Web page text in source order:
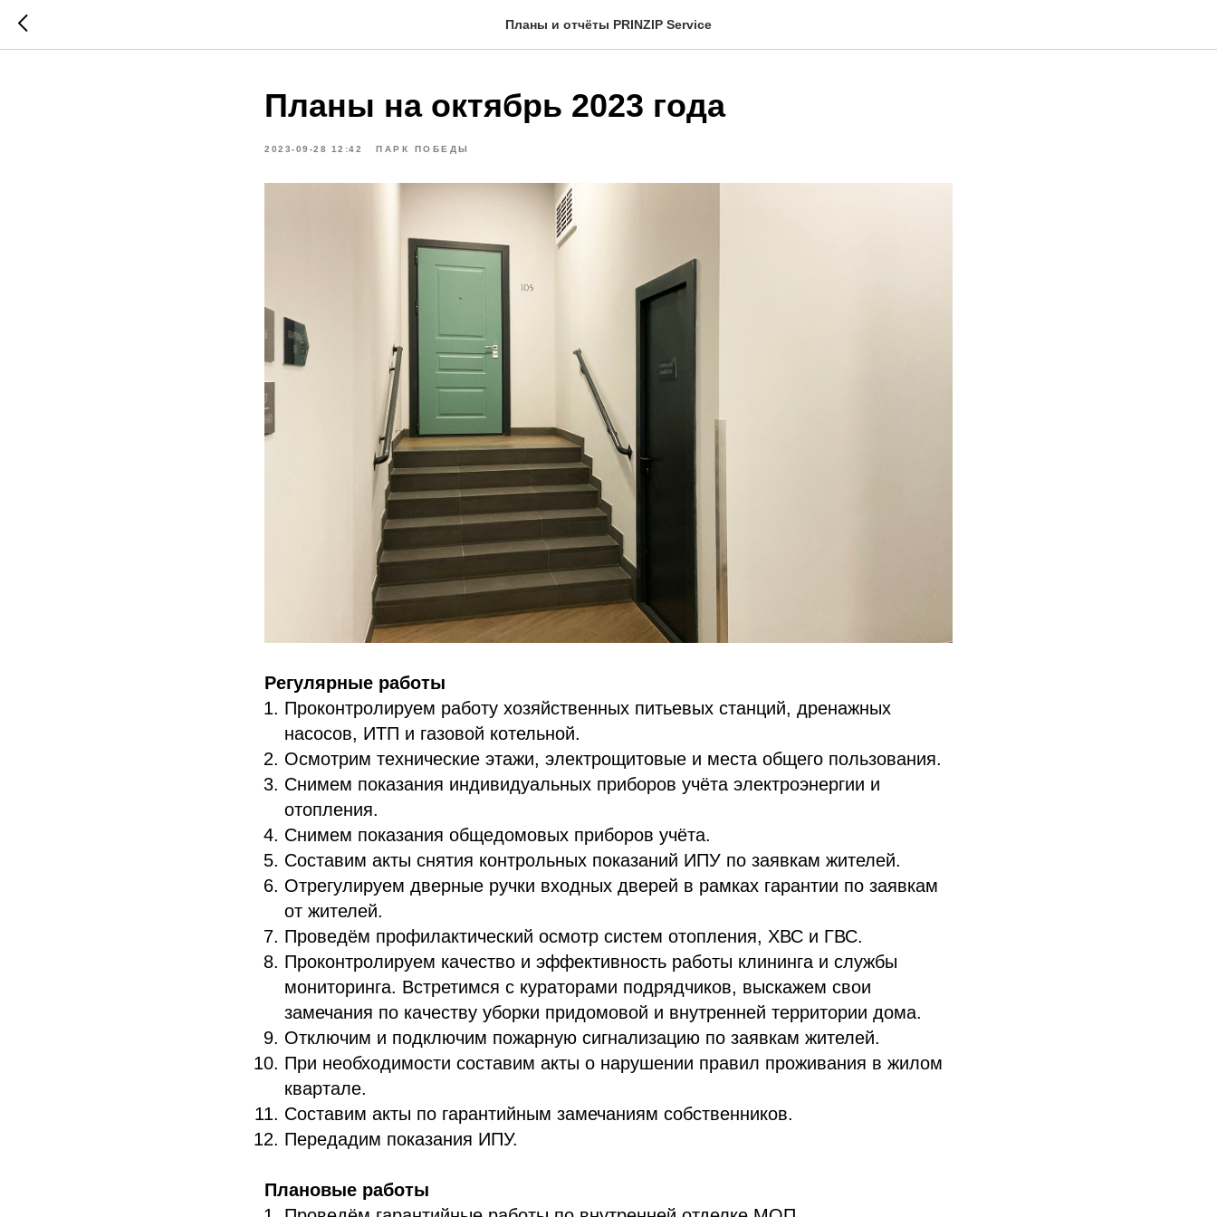
Планы и отчёты PRINZIP Service
Планы на октябрь 2023 года
2023-09-28 12:42 ПАРК ПОБЕДЫ
Регулярные работы
Проконтролируем работу хозяйственных питьевых станций, дренажных
насосов, ИТП и газовой котельной.
Осмотрим технические этажи, электрощитовые и места общего пользования.
Снимем показания индивидуальных приборов учёта электроэнергии и
отопления.
Снимем показания общедомовых приборов учёта.
Составим акты снятия контрольных показаний ИПУ по заявкам жителей.
Отрегулируем дверные ручки входных дверей в рамках гарантии по заявкам
от жителей.
Проведём профилактический осмотр систем отопления, ХВС и ГВС.
Проконтролируем качество и эффективность работы клининга и службы
мониторинга. Встретимся с кураторами подрядчиков, выскажем свои
замечания по качеству уборки придомовой и внутренней территории дома.
Отключим и подключим пожарную сигнализацию по заявкам жителей.
При необходимости составим акты о нарушении правил проживания в жилом
квартале.
Составим акты по гарантийным замечаниям собственников.
Передадим показания ИПУ.
Плановые работы